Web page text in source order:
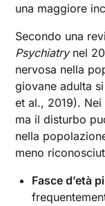
una maggiore
Secondo una
Psychiatrynel
nervosa nella
giovane adulta
et al., 2019).
ma il disturbo
nella
meno
Fasce d’età